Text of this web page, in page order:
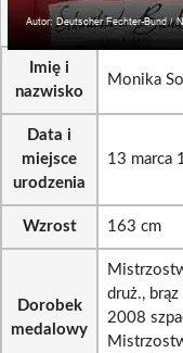
Imię i
nazwisko
Monika
Data i
miejsce
urodzenia
13 marca
Wzrost 163 cm
Dorobek
medalowy
druż.,
2008